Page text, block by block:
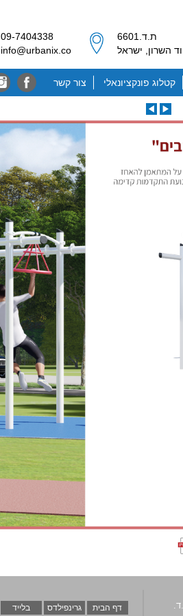
ת.ד.6601
השרון, ישראל
09-7404338
info@urbanix.co
קטלוג פונקציונאלי צור קשר
דף הבית גרינפילדס בלייד